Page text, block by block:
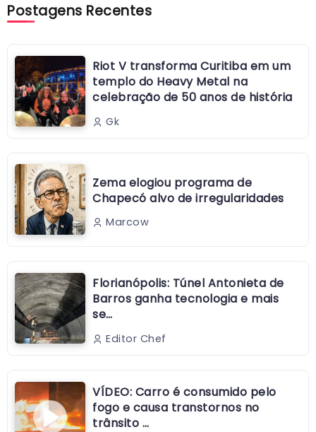
Postagens Recentes
Riot V transforma Curitiba em um
templo do Heavy Metal na
celebração de 50 anos de história
Gk
Zema elogiou programa de
Chapecó alvo de irregularidades
Marcow
Florianópolis: Túnel Antonieta de
Barros ganha tecnologia e mais
se…
Editor Chef
VÍDEO: Carro é consumido pelo
fogo e causa transtornos no
trânsito …